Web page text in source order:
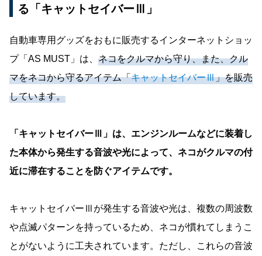
る「キャットセイバーⅢ」
自動車専用グッズをおもに販売するインターネットショッ
プ「AS MUST」は、 ネコをクルマから守り、また、クル
マをネコから守るアイテム「キャットセイバーⅢ」を販売
しています。
「キャットセイバーⅢ」は、エンジンルームなどに装着し
た本体から発生する音波や光によって、ネコがクルマの付
近に滞在することを防ぐアイテムです。
キャットセイバーⅢが発生する音波や光は、複数の周波数
や点滅パターンを持っているため、ネコが慣れてしまうこ
とがないように工夫されています。ただし、これらの音波